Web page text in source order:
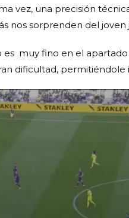
vez, una precisión
nos sorprenden del joven
es muy fino en el
dificultad, permitiéndole